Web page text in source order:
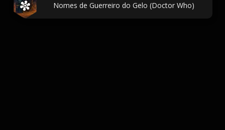
Nomes de Guerreiro do Gelo (Doctor Who)